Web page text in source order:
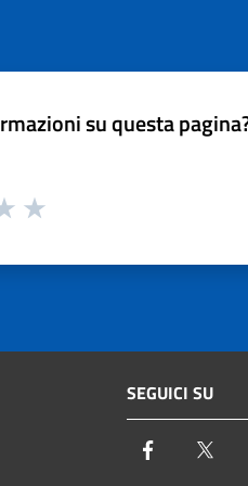
su questa
SEGUICI SU
Facebook